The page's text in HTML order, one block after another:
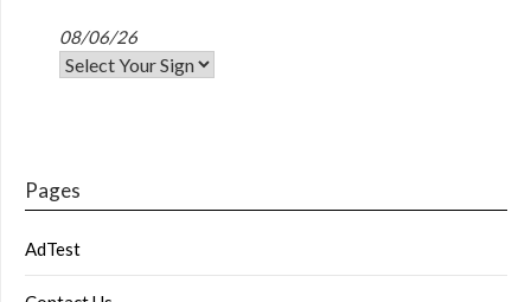
08/06/26
Pages
AdTest